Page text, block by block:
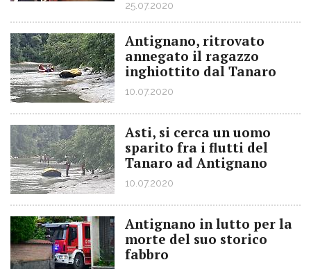
25.07.2020
Antignano, ritrovato
annegato il ragazzo
inghiottito dal Tanaro
10.07.2020
Asti, si cerca un uomo
sparito fra i flutti del
Tanaro ad Antignano
10.07.2020
Antignano in lutto per la
morte del suo storico
fabbro